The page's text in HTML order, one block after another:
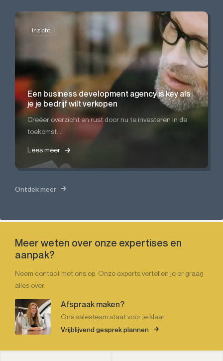
Inzicht
Een business development agency is key als
je je bedrijf wilt verkopen
Creëer overzicht en rust door nu te investeren in de
toekomst....
Lees meer
Via authentieke merkidentiteit naar een herkenba...
Lees meer
Ontdek meer
Meer weten over onze expertises en
aanpak?
Neem contact met ons op. Onze experts vertellen je er graag
alles over.
Afspraak maken?
Ons salesteam staat voor je klaar
Vrijblijvend gesprek plannen